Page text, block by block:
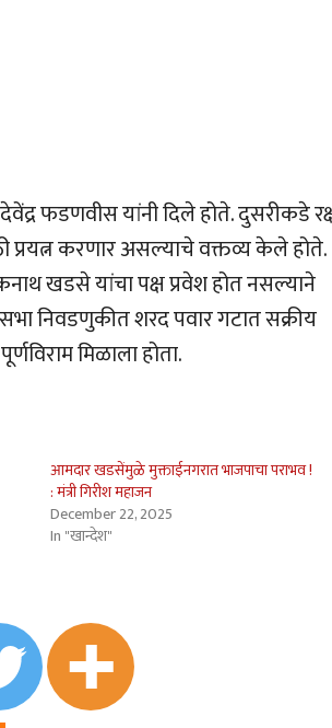
फडणवीस यांनी दिले होते. दुसरीकडे
करणार असल्याचे वक्तव्य केले होते.
खडसे यांचा पक्ष प्रवेश होत नसल्याने
निवडणुकीत शरद पवार गटात सक्रीय
मिळाला होता.
आमदार खडसेंमुळे मुक्ताईनगरात भाजपाचा पराभव !
: मंत्री गिरीश महाजन
December 22, 2025
In "खान्देश"